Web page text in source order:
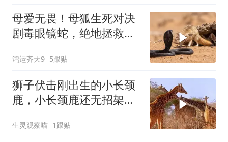
母爱无畏！母狐生死对决
剧毒眼镜蛇，绝地拯救幼
鸿运齐天9 5跟贴
狮子伏击刚出生的小长颈
鹿，小长颈鹿还无招架之
生灵观察喵 1跟贴